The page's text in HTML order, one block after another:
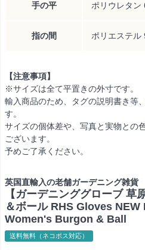
手の平 ポリウレタン
指の間 ポリエステル
【注意事項】
※サイズは全て平置きの外寸です。
輸入商品のため、タグの説明書き等
す。
サイズの個体差や、写真と実物との
ございます。
予めご了承ください。
英国直輸入の老舗ガーデニング雑貨
【ガーデニンググローブ 草
＆ボール RHS Gloves
Women's Burgon & Ball
送料無料（ネコポス対応）